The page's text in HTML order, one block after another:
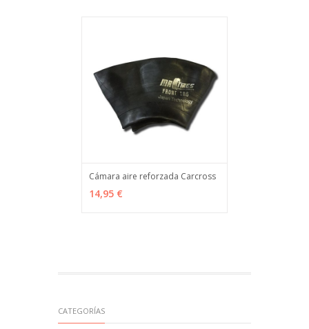
VER OPCIONES
Cámara aire reforzada Carcross
14,95 €
CATEGORÍAS